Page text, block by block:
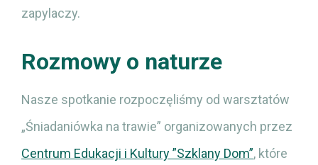
zapylaczy.
Rozmowy o naturze
Nasze spotkanie rozpoczęliśmy od warsztatów
„Śniadaniówka na trawie” organizowanych przez
Centrum Edukacji i Kultury ”Szklany Dom”, które